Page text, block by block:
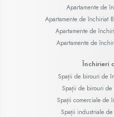
Apartamente de
Apartamente de închiriat
Apartamente de
Apartamente de
Închirieri
Spații de birouri de
Spații de birouri
Spații comerciale de
Spații industriale